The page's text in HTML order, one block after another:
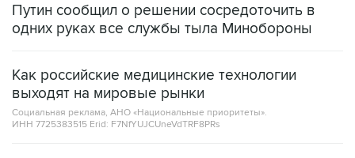
Путин сообщил о решении сосредоточить в
одних руках все службы тыла Минобороны
Как российские медицинские технологии
выходят на мировые рынки
Социальная реклама, АНО «Национальные приоритеты».
ИНН 7725383515 Erid: F7NfYUJCUneVdTRF8PRs